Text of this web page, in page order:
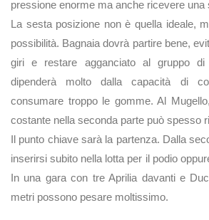
pressione enorme ma anche ricevere una
La sesta posizione non è quella ideale,
possibilità. Bagnaia dovrà partire bene,
giri e restare agganciato al gruppo
dipenderà molto dalla capacità di
consumare troppo le gomme. Al
costante nella seconda parte può spesso
Il punto chiave sarà la partenza. Dalla
inserirsi subito nella lotta per il podio
In una gara con tre Aprilia davanti e
metri possono pesare moltissimo.